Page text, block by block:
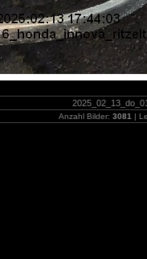
Anzahl Bilder:3081 |